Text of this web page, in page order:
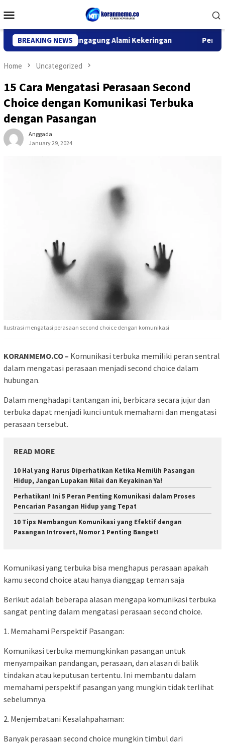
to
Menu
BREAKING NEWS
Tulungagung Alami Kekeringan Penertiban
Home Uncategorized
15 Cara Mengatasi Perasaan Second
Choice dengan Komunikasi Terbuka
dengan Pasangan
Anggada
January 29, 2024
Ilustrasi mengatasi perasaan second choice dengan komunikasi
KORANMEMO.CO – Komunikasi terbuka memiliki peran sentral
dalam mengatasi perasaan menjadi second choice dalam
hubungan.
Dalam menghadapi tantangan ini, berbicara secara jujur dan
terbuka dapat menjadi kunci untuk memahami dan mengatasi
perasaan tersebut.
READ MORE
10 Hal yang Harus Diperhatikan Ketika Memilih Pasangan
Hidup, Jangan Lupakan Nilai dan Keyakinan Ya!
Perhatikan! Ini 5 Peran Penting Komunikasi dalam Proses
Pencarian Pasangan Hidup yang Tepat
10 Tips Membangun Komunikasi yang Efektif dengan
Pasangan Introvert, Nomor 1 Penting Banget!
Komunikasi yang terbuka bisa menghapus perasaan apakah
kamu second choice atau hanya dianggap teman saja
Berikut adalah beberapa alasan mengapa komunikasi terbuka
sangat penting dalam mengatasi perasaan second choice.
1. Memahami Perspektif Pasangan:
Komunikasi terbuka memungkinkan pasangan untuk
menyampaikan pandangan, perasaan, dan alasan di balik
tindakan atau keputusan tertentu. Ini membantu dalam
memahami perspektif pasangan yang mungkin tidak terlihat
sebelumnya.
2. Menjembatani Kesalahpahaman:
Banyak perasaan second choice mungkin timbul dari